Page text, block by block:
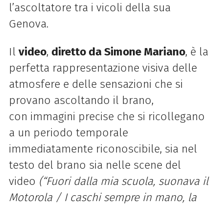
l’ascoltatore tra i vicoli della sua
Genova.
Il video, diretto da Simone Mariano, è la
perfetta rappresentazione visiva delle
atmosfere e delle sensazioni che si
provano ascoltando il brano,
con immagini precise che si ricollegano
a un periodo temporale
immediatamente riconoscibile, sia nel
testo del brano sia nelle scene del
video (“Fuori dalla mia scuola, suonava il
Motorola / I caschi sempre in mano, la